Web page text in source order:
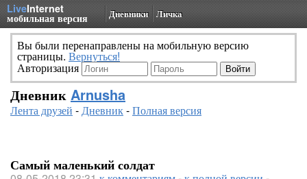
LiveInternet
мобильная версия Дневники Личка
Вы были перенаправлены на мобильную версию
страницы. Вернуться!
Авторизация
Дневник Arnusha
Лента друзей -Дневник-Полная версия
Самый маленький солдат